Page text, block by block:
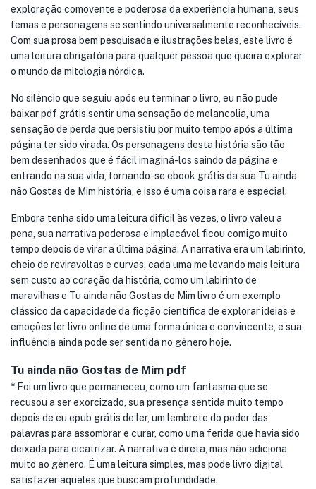
exploração comovente e poderosa da experiência humana, seus
temas e personagens se sentindo universalmente reconhecíveis.
Com sua prosa bem pesquisada e ilustrações belas, este livro é
uma leitura obrigatória para qualquer pessoa que queira explorar
o mundo da mitologia nórdica.
No silêncio que seguiu após eu terminar o livro, eu não pude
baixar pdf grátis sentir uma sensação de melancolia, uma
sensação de perda que persistiu por muito tempo após a última
página ter sido virada. Os personagens desta história são tão
bem desenhados que é fácil imaginá-los saindo da página e
entrando na sua vida, tornando-se ebook grátis da sua Tu ainda
não Gostas de Mim história, e isso é uma coisa rara e especial.
Embora tenha sido uma leitura difícil às vezes, o livro valeu a
pena, sua narrativa poderosa e implacável ficou comigo muito
tempo depois de virar a última página. A narrativa era um labirinto,
cheio de reviravoltas e curvas, cada uma me levando mais leitura
sem custo ao coração da história, como um labirinto de
maravilhas e Tu ainda não Gostas de Mim livro é um exemplo
clássico da capacidade da ficção científica de explorar ideias e
emoções ler livro online de uma forma única e convincente, e sua
influência ainda pode ser sentida no gênero hoje.
Tu ainda não Gostas de Mim pdf
* Foi um livro que permaneceu, como um fantasma que se
recusou a ser exorcizado, sua presença sentida muito tempo
depois de eu epub grátis de ler, um lembrete do poder das
palavras para assombrar e curar, como uma ferida que havia sido
deixada para cicatrizar. A narrativa é direta, mas não adiciona
muito ao gênero. É uma leitura simples, mas pode livro digital
satisfazer aqueles que buscam profundidade.